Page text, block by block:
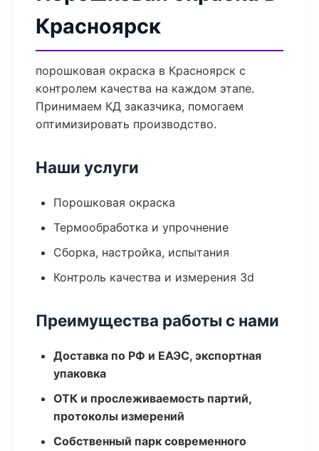
Красноярск
порошковая окраска в Красноярск с
контролем качества на каждом этапе.
Принимаем КД заказчика, помогаем
оптимизировать производство.
Наши услуги
Порошковая окраска
Термообработка и упрочнение
Сборка, настройка, испытания
Контроль качества и измерения 3d
Преимущества работы с нами
Доставка по РФ и ЕАЭС, экспортная
упаковка
ОТК и прослеживаемость партий,
протоколы измерений
Собственный парк современного